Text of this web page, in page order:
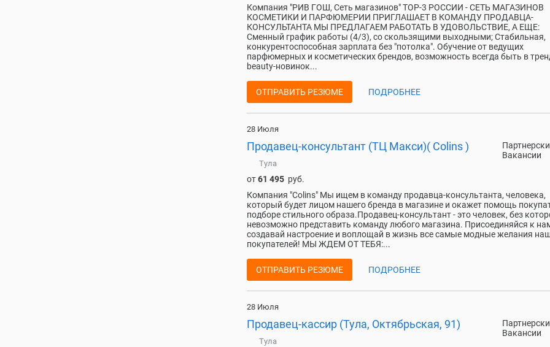
Компания "РИВ ГОШ, Сеть магазинов" TOP-3 РОССИИ - СЕТЬ МАГАЗИНОВ
КОСМЕТИКИ И ПАРФЮМЕРИИ ПРИГЛАШАЕТ В КОМАНДУ ПРОДАВЦА-
КОНСУЛЬТАНТА МЫ ПРЕДЛАГАЕМ РАБОТАТЬ В УДОВОЛЬСТВИЕ, А ЕЩЕ:
Сменный график работы (4/3), со скользящими выходными; Стабильная,
конкурентоспособная зарплата без "потолка". Обучение от ведущих
парфюмерных и косметических брендов, возможность всегда быть в
beauty-новинок...
ОТПРАВИТЬ РЕЗЮМЕ ПОДРОБНЕЕ
28 Июля
Вакансии
Продавец-консультант (ТЦ Макси)( Colins )
Тула
от61 495 руб.
Компания "Colins" Мы ищем в команду продавца-консультанта, человека,
который будет лицом нашего бренда в магазине и окажет помощь
подборе стильного образа.Продавец-консультант - это человек, без
невозможно представить команду любого магазина. Присоединяйся к
создавай настроение и воплощай в жизнь все самые модные желания
покупателей! МЫ ЖДЕМ ОТ ТЕБЯ:...
ОТПРАВИТЬ РЕЗЮМЕ ПОДРОБНЕЕ
28 Июля
Вакансии
Продавец-кассир (Тула, Октябрьская, 91)
Тула